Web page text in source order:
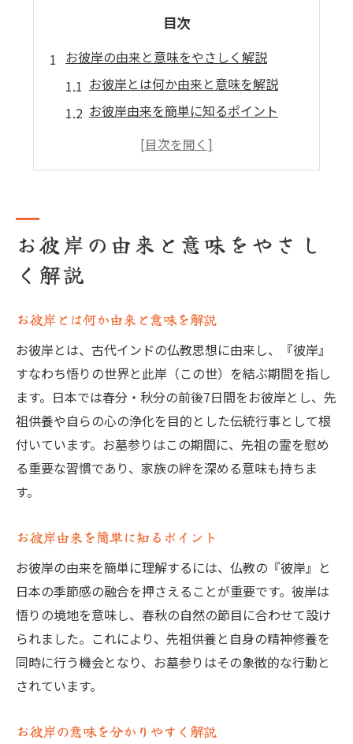
目次
お彼岸の由来と意味をやさしく解説
お彼岸とは何か由来と意味を解説
お彼岸由来を簡単に知るポイント
お彼岸の意味を分かりやすく解説
お彼岸とは歴史的な成立背景とは
お彼岸の由来を歴史から理解する
お彼岸とは時代を超えて伝わる意味
春秋のお彼岸にお墓参りをする理由
お彼岸とは春秋にお墓参りする意味
お彼岸由来から見るお墓参りの理由
春秋お彼岸とお墓参りのつながり
伝統行事お彼岸の本質と先祖供養
お彼岸とは伝統行事の本質を知る
お彼岸由来と先祖供養の心構え
お彼岸の意義と供養の心の大切さ
お彼岸とは家族の思いをつなぐ行事
お彼岸先祖供養の意味と実践方法
お彼岸とはお盆との違いを比較する
お彼岸の由来と意味をやさし
く解説
お彼岸とは何か由来と意味を解説
お彼岸とは、古代インドの仏教思想に由来し、『彼岸』
すなわち悟りの世界と此岸（この世）を結ぶ期間を指し
ます。日本では春分・秋分の前後7日間をお彼岸とし、先
祖供養や自らの心の浄化を目的とした伝統行事として根
付いています。お墓参りはこの期間に、先祖の霊を慰め
る重要な習慣であり、家族の絆を深める意味も持ちま
す。
お彼岸由来を簡単に知るポイント
お彼岸の由来を簡単に理解するには、仏教の『彼岸』と
日本の季節感の融合を押さえることが重要です。彼岸は
悟りの境地を意味し、春秋の自然の節目に合わせて設け
られました。これにより、先祖供養と自身の精神修養を
同時に行う機会となり、お墓参りはその象徴的な行動と
されています。
お彼岸の意味を分かりやすく解説